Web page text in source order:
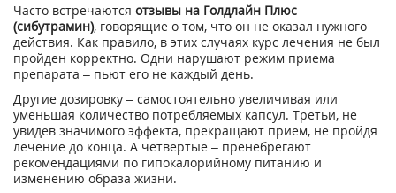
Часто встречаются отзывы на Голдлайн Плюс
(сибутрамин), говорящие о том, что он не оказал нужного
действия. Как правило, в этих случаях курс лечения не был
пройден корректно. Одни нарушают режим приема
препарата – пьют его не каждый день.
Другие дозировку – самостоятельно увеличивая или
уменьшая количество потребляемых капсул. Третьи, не
увидев значимого эффекта, прекращают прием, не пройдя
лечение до конца. А четвертые – пренебрегают
рекомендациями по гипокалорийному питанию и
изменению образа жизни.